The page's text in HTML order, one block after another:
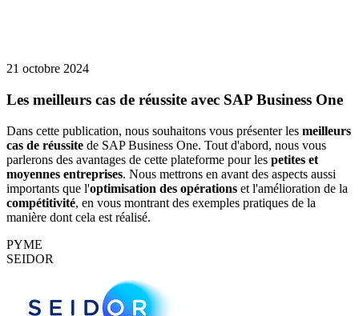
21 octobre 2024
Les meilleurs cas de réussite avec SAP Business One
Dans cette publication, nous souhaitons vous présenter les meilleurs
cas de réussite de SAP Business One. Tout d'abord, nous vous
parlerons des avantages de cette plateforme pour les petites et
moyennes entreprises. Nous mettrons en avant des aspects aussi
importants que l'optimisation des opérations et l'amélioration de la
compétitivité, en vous montrant des exemples pratiques de la
manière dont cela est réalisé.
PYME
SEIDOR